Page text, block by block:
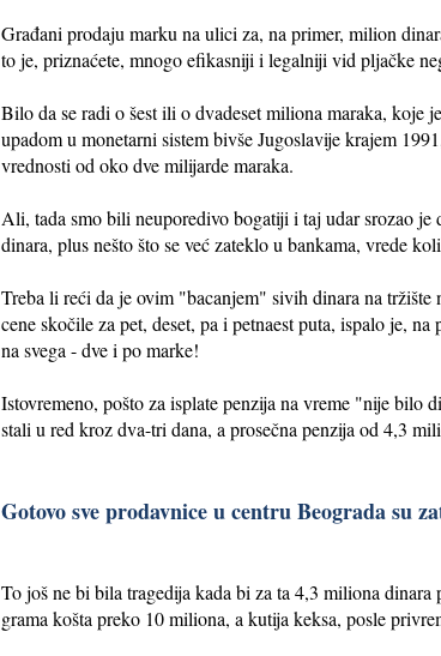
Građani prodaju marku na ulici za, na primer, milion
to je, priznaćete, mnogo efikasniji i legalniji vid pljačke
Bilo da se radi o šest ili o dvadeset miliona maraka, koje
upadom u monetarni sistem bivše Jugoslavije krajem
vrednosti od oko dve milijarde maraka.
Ali, tada smo bili neuporedivo bogatiji i taj udar srozao
dinara, plus nešto što se već zateklo u bankama, vrede
Treba li reći da je ovim "bacanjem" sivih dinara na
cene skočile za pet, deset, pa i petnaest puta, ispalo je,
na svega - dve i po marke!
Istovremeno, pošto za isplate penzija na vreme "nije bilo
stali u red kroz dva-tri dana, a prosečna penzija od 4,3
Gotovo sve prodavnice u centru Beograda su
To još ne bi bila tragedija kada bi za ta 4,3 miliona
grama košta preko 10 miliona, a kutija keksa, posle